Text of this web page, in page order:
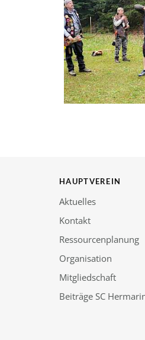
HAUPTVEREIN
Aktuelles
Kontakt
Ressourcenplanung
Organisation
Mitgliedschaft
Beiträge SC